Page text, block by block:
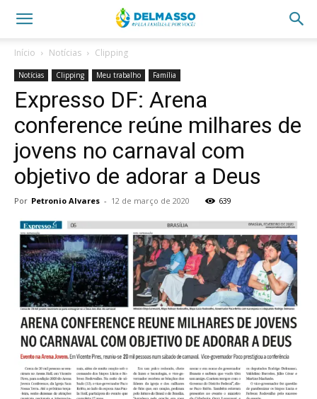
Início Notícias Clipping
Notícias Clipping Meu trabalho Família
Expresso DF: Arena
conference reúne milhares de
jovens no carnaval com
objetivo de adorar a Deus
Por Petronio Alvares - 12 de março de 2020 639